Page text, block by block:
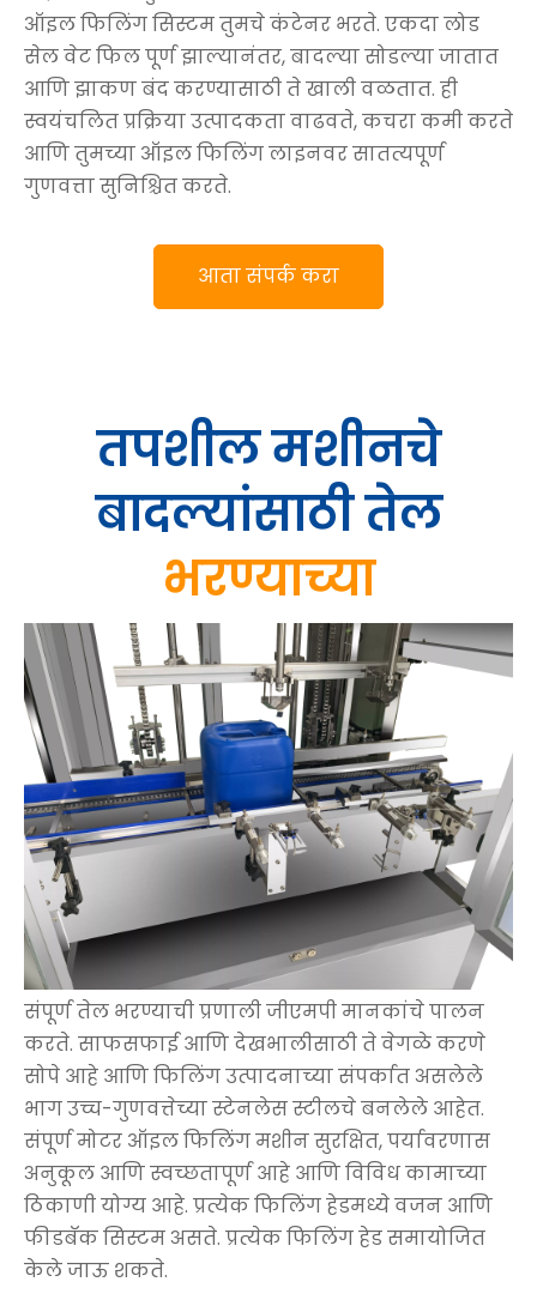
ऑइल फिलिंग सिस्टम तुमचे कंटेनर भरते. एकदा लोड
सेल वेट फिल पूर्ण झाल्यानंतर, बादल्या सोडल्या जातात
आणि झाकण बंद करण्यासाठी ते खाली वळतात. ही
स्वयंचलित प्रक्रिया उत्पादकता वाढवते, कचरा कमी करते
आणि तुमच्या ऑइल फिलिंग लाइनवर सातत्यपूर्ण
गुणवत्ता सुनिश्चित करते.
आता संपर्क करा
तपशीलमशीनचे
बादल्यांसाठी तेल
भरण्याच्या
संपूर्ण तेल भरण्याची प्रणाली जीएमपी मानकांचे पालन
करते. साफसफाई आणि देखभालीसाठी ते वेगळे करणे
सोपे आहे आणि फिलिंग उत्पादनाच्या संपर्कात असलेले
भाग उच्च-गुणवत्तेच्या स्टेनलेस स्टीलचे बनलेले आहेत.
संपूर्ण मोटर ऑइल फिलिंग मशीन सुरक्षित, पर्यावरणास
अनुकूल आणि स्वच्छतापूर्ण आहे आणि विविध कामाच्या
ठिकाणी योग्य आहे. प्रत्येक फिलिंग हेडमध्ये वजन आणि
फीडबॅक सिस्टम असते. प्रत्येक फिलिंग हेड समायोजित
केले जाऊ शकते.